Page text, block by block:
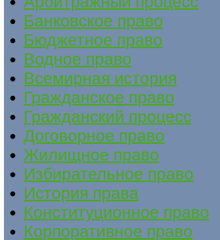
Банковское право
Бюджетное право
Водное право
Всемирная история
Гражданское право
Гражданский процесс
Договорное право
Жилищное право
Избирательное право
История права
Конституционное право
Корпоративное право